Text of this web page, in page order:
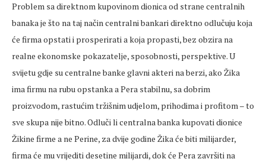
Problem sa direktnom kupovinom dionica od strane centralnih
banaka je što na taj način centralni bankari direktno odlučuju koja
će firma opstati i prosperirati a koja propasti, bez obzira na
realne ekonomske pokazatelje, sposobnosti, perspektive. U
svijetu gdje su centralne banke glavni akteri na berzi, ako Žika
ima firmu na rubu opstanka a Pera stabilnu, sa dobrim
proizvodom, rastućim tržišnim udjelom, prihodima i profitom – to
sve skupa nije bitno. Odluči li centralna banka kupovati dionice
Žikine firme a ne Perine, za dvije godine Žika će biti milijarder,
firma će mu vrijediti desetine milijardi, dok će Pera završiti na